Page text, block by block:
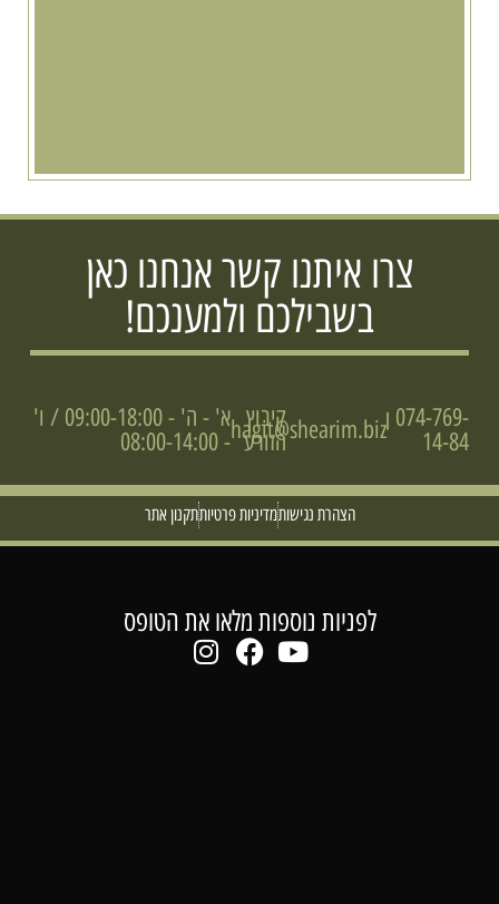
צרו איתנו קשר אנחנו כאן
בשבילכם ולמענכם!
074-769-
14-84
|
hagit@shearim.biz
קיבוץ
הזורע
א' - ה' - 09:00-18:00 / ו'
- 08:00-14:00
הצהרת נגישותמדיניות פרטיותתקנון אתר
לפניות נוספות מלאו את הטופס